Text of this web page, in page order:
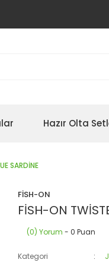
Hazır Olta
SARDİNE
FİSH-ON
FİSH-ON
(0) Yorum - 0 Puan
Kategori